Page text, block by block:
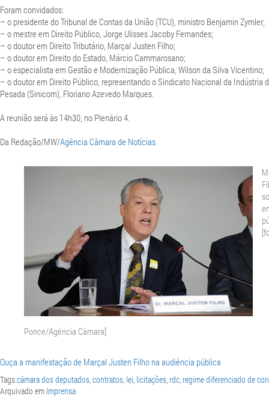
Foram convidados:
– o presidente do Tribunal de Contas da União (TCU), ministro Benjamin Zymler;
– o mestre em Direito Público, Jorge Ulisses Jacoby Fernandes;
– o doutor em Direito Tributário, Marçal Justen Filho;
– o doutor em Direito do Estado, Márcio Cammarosano;
– o especialista em Gestão e Modernização Pública, Wilson da Silva Vicentino;
– o doutor em Direito Público, representando o Sindicato Nacional da Indústria
Pesada (Sinicom), Floriano Azevedo Marques.
A reunião será às 14h30, no Plenário 4.
Da Redação/MW/Agência Câmara de Notícias
Ponce/Agência Câmara]
Ouça a manifestação de Marçal Justen Filho na audiência pública
Tags:câmara dos deputados,contratos, lei, licitações, rdc, regime diferenciado de
Arquivado em Imprensa